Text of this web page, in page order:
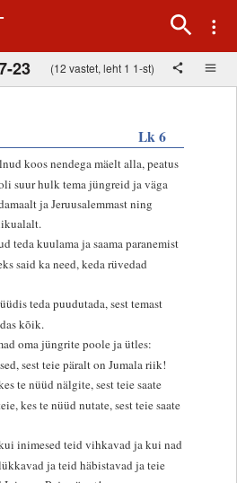
23 (12 vastet, leht 1 1-st)
Lk 6
koos nendega mäelt alla, peatus
suur hulk tema jüngreid ja väga
ja Jeruusalemmast ning
teda kuulama ja saama paranemist
said ka need, keda rüvedad
teda puudutada, sest temast
kõik.
oma jüngrite poole ja ütles:
sest teie päralt on Jumala riik!
te nüüd nälgite, sest teie saate
kes te nüüd nutate, sest teie saate
inimesed teid vihkavad ja kui nad
ja teid häbistavad ja teie